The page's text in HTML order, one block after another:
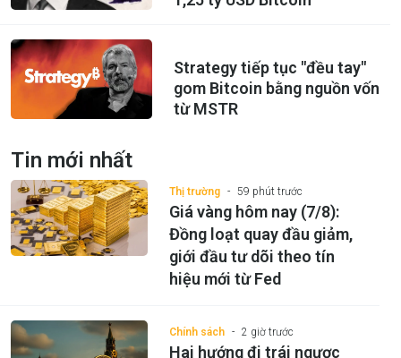
Strategy tiếp tục "đều tay"
gom Bitcoin bằng nguồn vốn
từ MSTR
Tin mới nhất
Thị trường 59 phút trước
Giá vàng hôm nay (7/8):
Đồng loạt quay đầu giảm,
giới đầu tư dõi theo tín
hiệu mới từ Fed
Chính sách 2 giờ trước
Hai hướng đi trái ngược